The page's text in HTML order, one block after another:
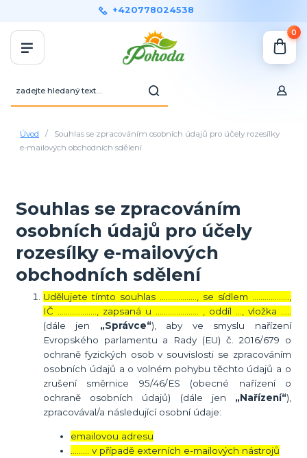
+420778024538
0
Úvod
Souhlas se zpracováním osobních údajů pro účely rozesílky
e-mailových obchodních sdělení
Souhlas se zpracováním
osobních údajů pro účely
rozesílky e-mailových
obchodních sdělení
Udělujete tímto souhlas ……………..., se sídlem ………………,
IČ ………………., zapsaná u ………………… , oddíl …, vložka …..
(dále jen „Správce“), aby ve smyslu nařízení
Evropského parlamentu a Rady (EU) č. 2016/679 o
ochraně fyzických osob v souvislosti se zpracováním
osobních údajů a o volném pohybu těchto údajů a o
zrušení směrnice 95/46/ES (obecné nařízení o
ochraně osobních údajů) (dále jen „Nařízení“),
zpracovával/a následující osobní údaje:
emailovou adresu
……… v případě externích e-mailových nástrojů